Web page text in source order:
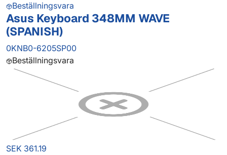
Beställningsvara
Asus Keyboard 348MM WAVE
(SPANISH)
0KNB0-6205SP00
Beställningsvara
SEK 361.19